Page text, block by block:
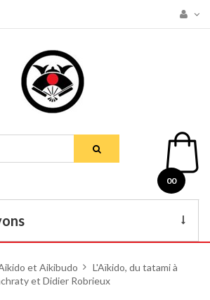
00
et Aikibudo > L'Aïkido, du tatami à
et Didier Robrieux